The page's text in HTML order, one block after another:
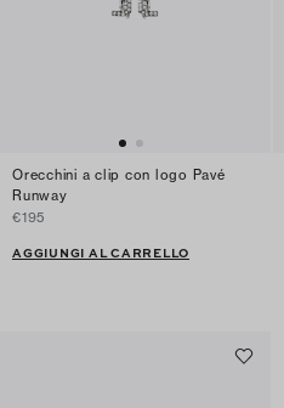
Orecchini a clip con logo Pavé
Runway
€195
AGGIUNGI AL CARRELLO